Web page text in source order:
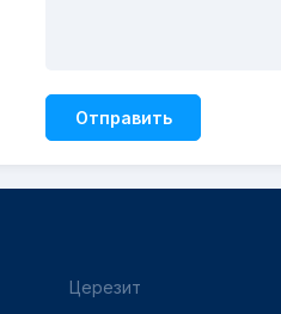
Отправить
Церезит